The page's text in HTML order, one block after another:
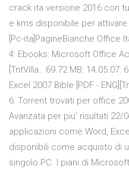
crack ita versione 2016 con
e kms disponibile per
[Pc-ita]PagineBianche Office
4: Ebooks: Microsoft Office
[TntVilla.. 69.72 MB:
Excel 2007 Bible [PDF -
6: Torrent trovati per office
Avanzata per piu' risultati 22/
applicazioni come Word,
disponibili come acquisto di
singolo PC. I piani di